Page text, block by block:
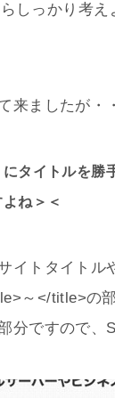
しっかり考え
来ましたが・
タイトルを勝
ね＞＜
イトタイトル
～</title>の
分ですので、